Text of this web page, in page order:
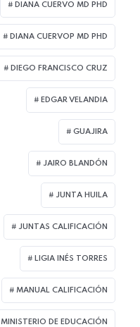
DIANA CUERVO MD PHD
DIANA CUERVOP MD PHD
DIEGO FRANCISCO CRUZ
EDGAR VELANDIA
GUAJIRA
JAIRO BLANDÓN
JUNTA HUILA
JUNTAS CALIFICACIÓN
LIGIA INÉS TORRES
MANUAL CALIFICACIÓN
MINISTERIO DE EDUCACIÓN